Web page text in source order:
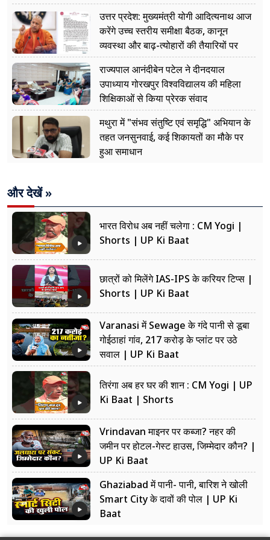
उत्तर प्रदेश: मुख्यमंत्री योगी आदित्यनाथ आज
करेंगे उच्च स्तरीय समीक्षा बैठक, कानून
व्यवस्था और बाढ़-त्योहारों की तैयारियों पर
नजर
राज्यपाल आनंदीबेन पटेल ने दीनदयाल
उपाध्याय गोरखपुर विश्वविद्यालय की महिला
शिक्षिकाओं से किया प्रेरक संवाद
मथुरा में "संभव संतुष्टि एवं समृद्धि" अभियान के
तहत जनसुनवाई, कई शिकायतों का मौके पर
हुआ समाधान
और देखें »
भारत विरोध अब नहीं चलेगा : CM Yogi |
Shorts | UP Ki Baat
छात्रों को मिलेंगे IAS-IPS के करियर टिप्स |
Shorts | UP Ki Baat
Varanasi में Sewage के गंदे पानी से डूबा
गोईठाहां गांव, 217 करोड़ के प्लांट पर उठे
सवाल | UP Ki Baat
तिरंगा अब हर घर की शान : CM Yogi | UP
Ki Baat | Shorts
Vrindavan माइनर पर कब्जा? नहर की
जमीन पर होटल-गेस्ट हाउस, जिम्मेदार कौन? |
UP Ki Baat
Ghaziabad में पानी- पानी, बारिश ने खोली
Smart City के दावों की पोल | UP Ki
Baat